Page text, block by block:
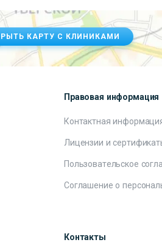
КАРТУ С КЛИНИКАМИ
Правовая информация
Контактная
Лицензии и
Пользовательское
Соглашение о
Контакты